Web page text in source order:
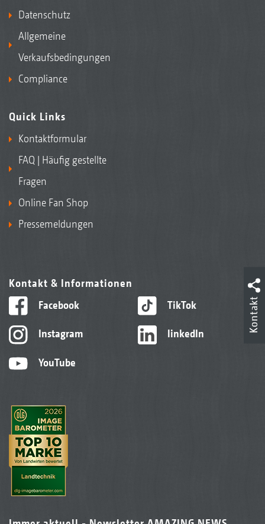
Datenschutz
Allgemeine
Verkaufsbedingungen
Compliance
Quick Links
Kontaktformular
FAQ | Häufig gestellte
Fragen
Online Fan Shop
Pressemeldungen
Kontakt & Informationen
Facebook
Instagram
YouTube
TikTok
linkedIn
Kontakt